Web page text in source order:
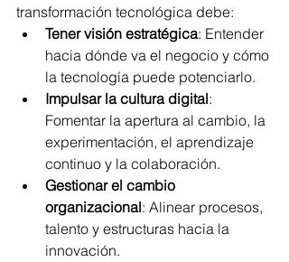
transformación tecnológica debe:
Tener visión estratégica: Entender
hacia dónde va el negocio y cómo
la tecnología puede potenciarlo.
Impulsar la cultura digital:
Fomentar la apertura al cambio, la
experimentación, el aprendizaje
continuo y la colaboración.
Gestionar el cambio
organizacional: Alinear procesos,
talento y estructuras hacia la
innovación.